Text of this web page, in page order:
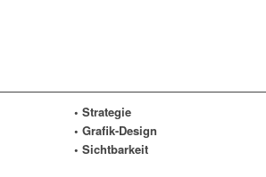
• Strategie
• Grafik-Design
• Sichtbarkeit